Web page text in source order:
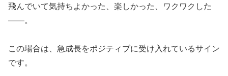
飛んでいて気持ちよかった、楽しかった、ワクワクした
――。
この場合は、急成長をポジティブに受け入れているサイン
です。